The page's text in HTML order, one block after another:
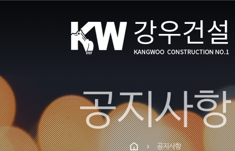
공지사항
chevron_right 공지사항